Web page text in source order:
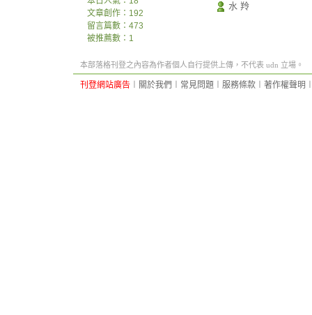
文章創作：192
留言篇數：473
被推薦數： 1
水 羚
本部落格刊登之內容為作者個人自行提供上傳，不代表 udn 立場。
刊登網站廣告 關於我們 常見問題 服務條款 著作權聲明